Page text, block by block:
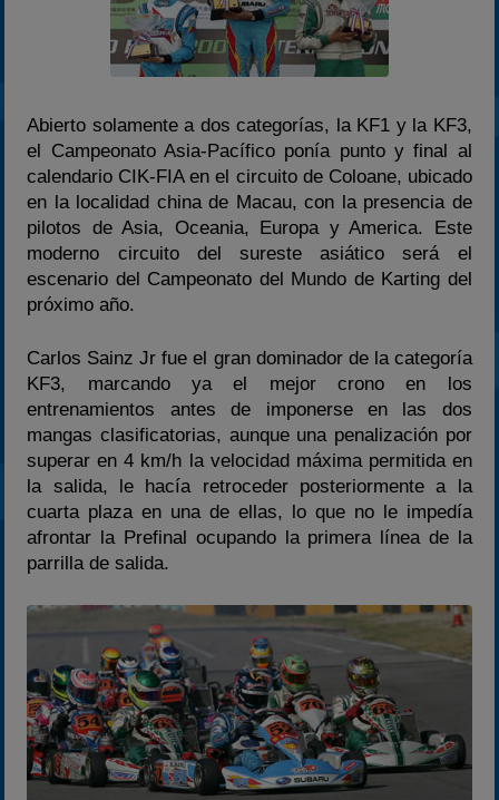
2024
2025
Preguntas Frecuentes
Abierto solamente a dos categorías, la KF1 y la KF3,
el Campeonato Asia-Pacífico ponía punto y final al
calendario CIK-FIA en el circuito de Coloane, ubicado
en la localidad china de Macau, con la presencia de
pilotos de Asia, Oceania, Europa y America. Este
moderno circuito del sureste asiático será el
escenario del Campeonato del Mundo de Karting del
próximo año.
Carlos Sainz Jr fue el gran dominador de la categoría
KF3, marcando ya el mejor crono en los
entrenamientos antes de imponerse en las dos
mangas clasificatorias, aunque una penalización por
superar en 4 km/h la velocidad máxima permitida en
la salida, le hacía retroceder posteriormente a la
cuarta plaza en una de ellas, lo que no le impedía
afrontar la Prefinal ocupando la primera línea de la
parrilla de salida.